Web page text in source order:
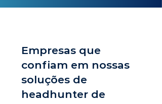
Empresas que
confiam em nossas
soluções de
headhunter de